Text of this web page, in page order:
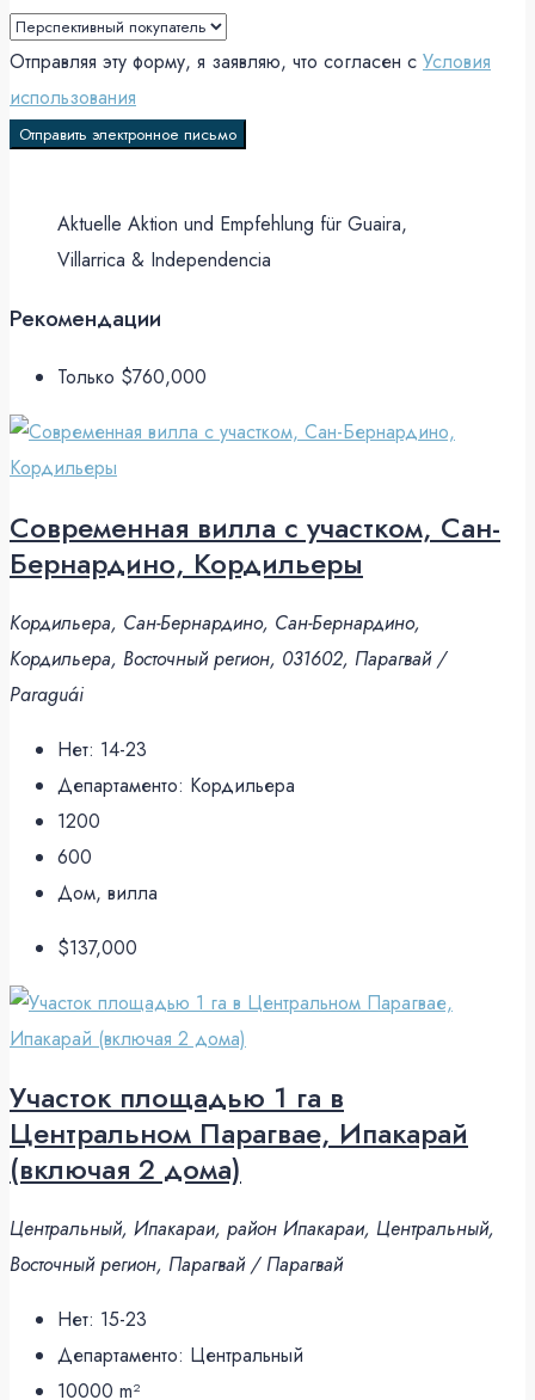
Отправляя эту форму, я заявляю, что согласен с Условия
использования
Отправить электронное письмо
Aktuelle Aktion und Empfehlung für Guaira,
Villarrica & Independencia
Рекомендации
Только $760,000
Современная вилла с участком, Сан-
Бернардино, Кордильеры
Кордильера, Сан-Бернардино, Сан-Бернардино,
Кордильера, Восточный регион, 031602, Парагвай /
Paraguái
Нет: 14-23
Департаменто: Кордильера
1200
600
Дом, вилла
$137,000
Участок площадью 1 га в
Центральном Парагвае, Ипакарай
(включая 2 дома)
Центральный, Ипакараи, район Ипакараи, Центральный,
Восточный регион, Парагвай / Парагвай
Нет: 15-23
Департаменто: Центральный
10000 m²